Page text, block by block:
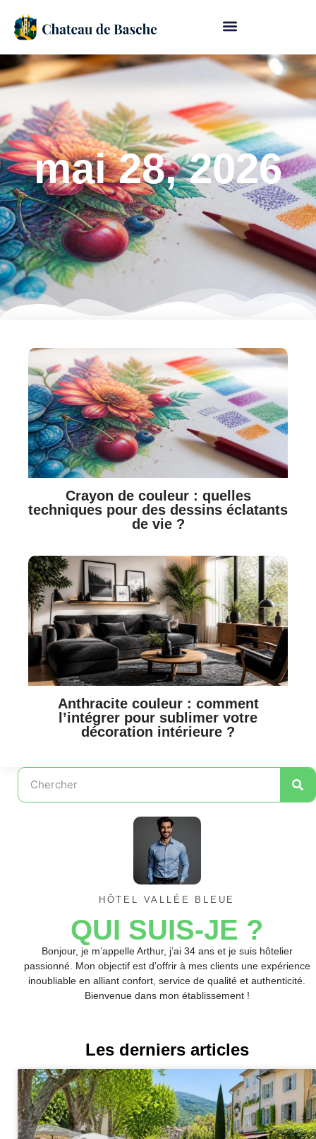
mai 28, 2026
Crayon de couleur : quelles
techniques pour des dessins éclatants
de vie ?
Anthracite couleur : comment
l’intégrer pour sublimer votre
décoration intérieure ?
HÔTEL VALLÉE BLEUE
QUI SUIS-JE ?
Bonjour, je m’appelle Arthur, j’ai 34 ans et je suis hôtelier
passionné. Mon objectif est d’offrir à mes clients une expérience
inoubliable en alliant confort, service de qualité et authenticité.
Bienvenue dans mon établissement !
Les derniers articles